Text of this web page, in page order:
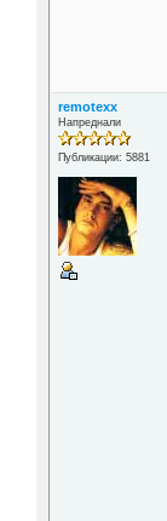
remotexx
Напреднали
Публикации: 5881